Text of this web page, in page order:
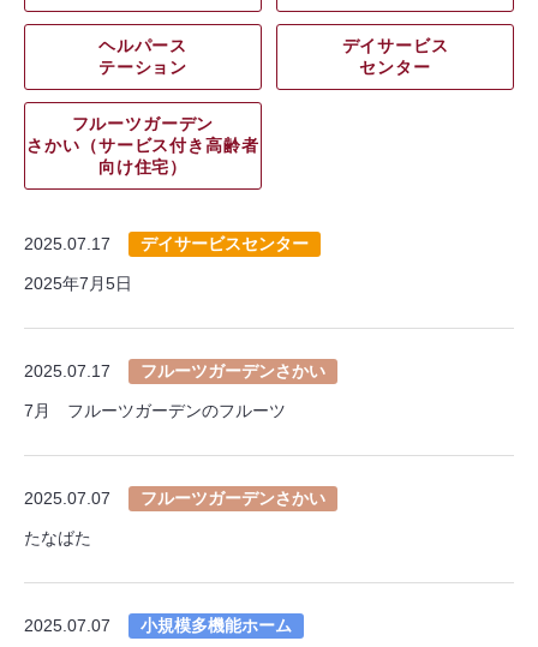
ヘルパース
テーション
デイサービス
センター
フルーツガーデン
さかい（サービス付き高齢者
向け住宅）
2025.07.17 デイサービスセンター
2025年7月5日
2025.07.17 フルーツガーデンさかい
7月 フルーツガーデンのフルーツ
2025.07.07 フルーツガーデンさかい
たなばた
2025.07.07 小規模多機能ホーム